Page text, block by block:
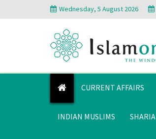
Wednesday, 5 August 2026
CURRENT AFFAIRS
INDIAN MUSLIMS SHARIA